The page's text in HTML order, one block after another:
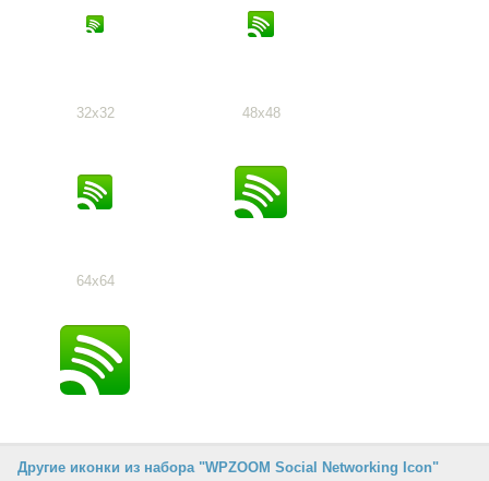
32x32 48x48
64x64
Другие иконки из набора "WPZOOM Social Networking Icon"